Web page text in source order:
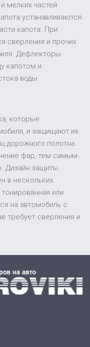
мелких частей
устанавливаются
капота. При
сверления и прочих
Дефлекторы
капотом и
воды.
которые
и защищают их
дорожного полотна.
фар, тем самым
Дизайн защиты
в нескольких
или
на автомобиль с
требует сверления и